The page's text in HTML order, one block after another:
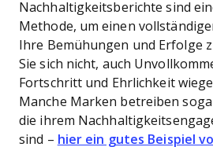
Nachhaltigkeitsberichte sind
Methode, um einen
Ihre Bemühungen und Erfolge
Sie sich nicht, auch
Fortschritt und Ehrlichkeit
Manche Marken betreiben
die ihrem
sind – hier ein gutes Beispiel